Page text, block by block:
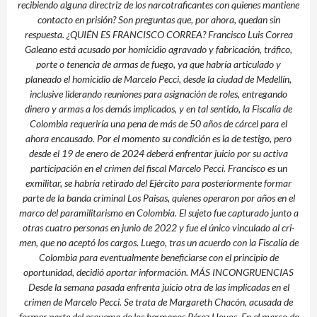
reci­biendo alguna directriz de los narcotraficantes con quienes mantiene
contacto en prisión? Son preguntas que, por ahora, quedan sin
respuesta. ¿QUIÉN ES FRANCISCO CORREA? Francisco Luis Correa
Galeano está acusado por homicidio agravado y fabri­cación, tráfico,
porte o tenen­cia de armas de fuego, ya que habría articulado y
planeado el homicidio de Marcelo Pecci, desde la ciudad de Medellín,
inclusive liderando reunio­nes para asignación de roles, entregando
dinero y armas a los demás implicados, y en tal sentido, la Fiscalía de
Colombia requeriría una pena de más de 50 años de cárcel para el
ahora encausado. Por el momento su condición es la de testigo, pero
desde el 19 de enero de 2024 deberá enfren­tar juicio por su activa
partici­pación en el crimen del fiscal Marcelo Pecci. Francisco es un
exmilitar, se habría retirado del Ejército para posteriormente formar
parte de la banda criminal Los Paisas, quienes opera­ron por años en el
marco del paramilitarismo en Colom­bia. El sujeto fue capturado junto a
otras cuatro perso­nas en junio de 2022 y fue el único vinculado al cri­
men, que no aceptó los car­gos. Luego, tras un acuerdo con la Fiscalía de
Colombia para eventualmente bene­ficiarse con el principio de
oportunidad, decidió apor­tar información. MÁS INCONGRUENCIAS
Desde la semana pasada enfrenta juicio otra de las implicadas en el
crimen de Marcelo Pecci. Se trata de Margareth Chacón, acusada de